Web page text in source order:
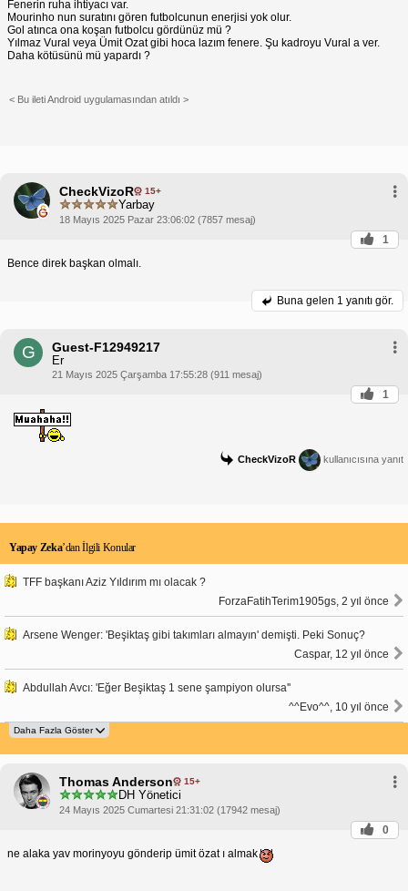
Fenerin ruha ihtiyacı var.
Mourinho nun suratını gören futbolcunun enerjisi yok olur.
Gol atınca ona koşan futbolcu gördünüz mü ?
Yılmaz Vural veya Ümit Ozat gibi hoca lazım fenere. Şu kadroyu Vural a ver.
Daha kötüsünü mü yapardı ?
< Bu ileti Android uygulamasından atıldı >
CheckVizoR 15+
Yarbay
18 Mayıs 2025 Pazar 23:06:02 (7857 mesaj)
1
Bence direk başkan olmalı.
Buna gelen 1 yanıtı gör.
G Guest-F12949217
Er
21 Mayıs 2025 Çarşamba 17:55:28 (911 mesaj)
1
CheckVizoR kullanıcısına yanıt
Yapay Zeka’dan İlgili Konular
TFF başkanı Aziz Yıldırım mı olacak ?
ForzaFatihTerim1905gs, 2 yıl önce
Arsene Wenger: 'Beşiktaş gibi takımları almayın' demişti. Peki Sonuç?
Caspar, 12 yıl önce
Abdullah Avcı: 'Eğer Beşiktaş 1 sene şampiyon olursa''
^^Evo^^, 10 yıl önce
Thomas Anderson 15+
DH Yönetici
24 Mayıs 2025 Cumartesi 21:31:02 (17942 mesaj)
0
ne alaka yav morinyoyu gönderip ümit özat ı almak